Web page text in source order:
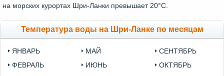
на морских курортах Шри-Ланки превышает 20°C.
Температура воды на Шри-Ланке по месяцам
ЯНВАРЬ
ФЕВРАЛЬ
МАЙ
ИЮНЬ
СЕНТЯБРЬ
ОКТЯБРЬ